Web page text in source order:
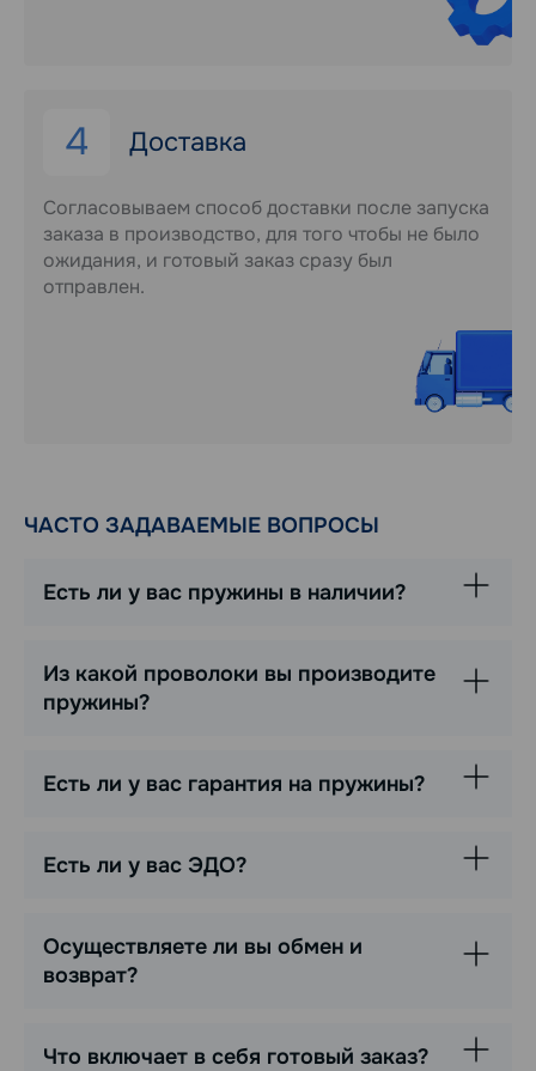
4 Доставка
Согласовываем способ доставки после запуска
заказа в производство, для того чтобы не было
ожидания, и готовый заказ сразу был
отправлен.
ЧАСТО ЗАДАВАЕМЫЕ ВОПРОСЫ
Есть ли у вас пружины в наличии?
Из какой проволоки вы производите
пружины?
Есть ли у вас гарантия на пружины?
Есть ли у вас ЭДО?
Осуществляете ли вы обмен и
возврат?
Что включает в себя готовый заказ?